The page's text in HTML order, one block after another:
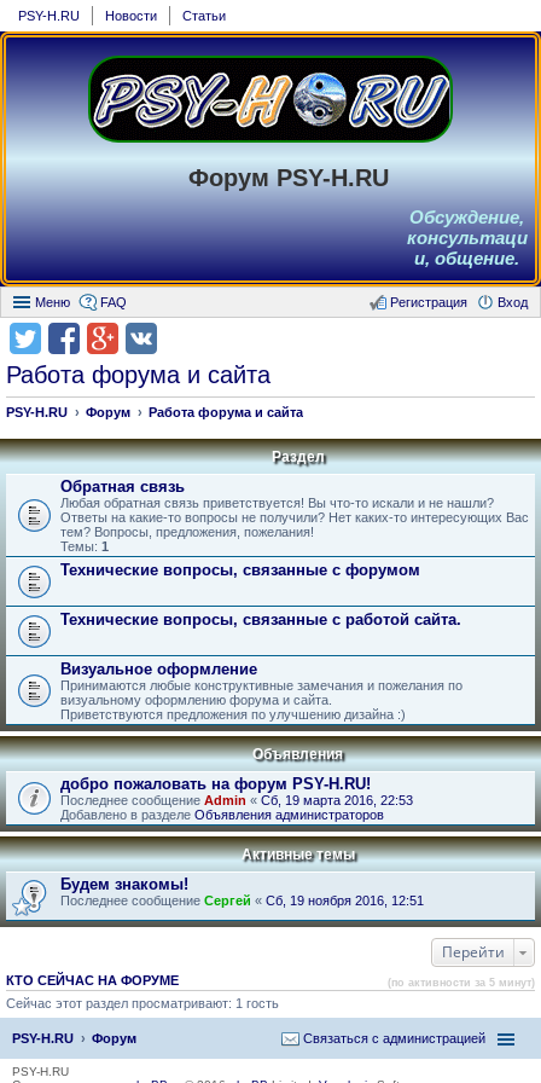
PSY-H.RU Новости Статьи
Форум PSY-H.RU
Обсуждение,
консультаци
и, общение.
Меню FAQ Вход
Регистрация
Работа форума и сайта
PSY-H.RU Форум Работа форума и сайта
Раздел
Обратная связь
Любая обратная связь приветствуется! Вы что-то искали и не нашли?
Ответы на какие-то вопросы не получили? Нет каких-то интересующих Вас
тем? Вопросы, предложения, пожелания!
Темы: 1
Технические вопросы, связанные с форумом
Технические вопросы, связанные с работой сайта.
Визуальное оформление
Принимаются любые конструктивные замечания и пожелания по
визуальному оформлению форума и сайта.
Приветствуются предложения по улучшению дизайна :)
Объявления
добро пожаловать на форум PSY-H.RU!
Последнее сообщение Admin « Сб, 19 марта 2016, 22:53
Добавлено в разделе Объявления администраторов
Активные темы
Будем знакомы!
Последнее сообщение Сергей « Сб, 19 ноября 2016, 12:51
Перейти
КТО СЕЙЧАС НА ФОРУМЕ (по активности за 5 минут)
Сейчас этот раздел просматривают: 1 гость
PSY-H.RU Форум Связаться с администрацией
PSY-H.RU